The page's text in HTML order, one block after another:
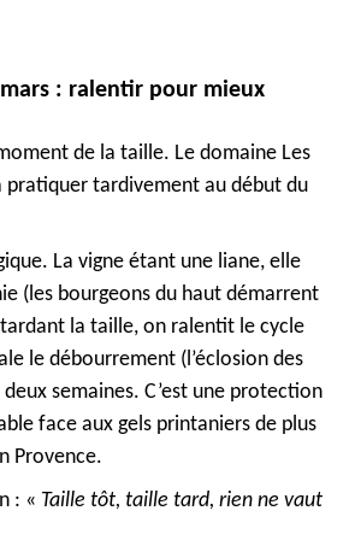
: ralentir pour mieux
de la taille. Le domaine Les
pratiquer tardivement au début du
La vigne étant une liane, elle
(les bourgeons du haut démarrent
la taille, on ralentit le cycle
le débourrement (l’éclosion des
deux semaines. C’est une protection
face aux gels printaniers de plus
Provence.
: « Taille tôt, taille tard, rien ne vaut